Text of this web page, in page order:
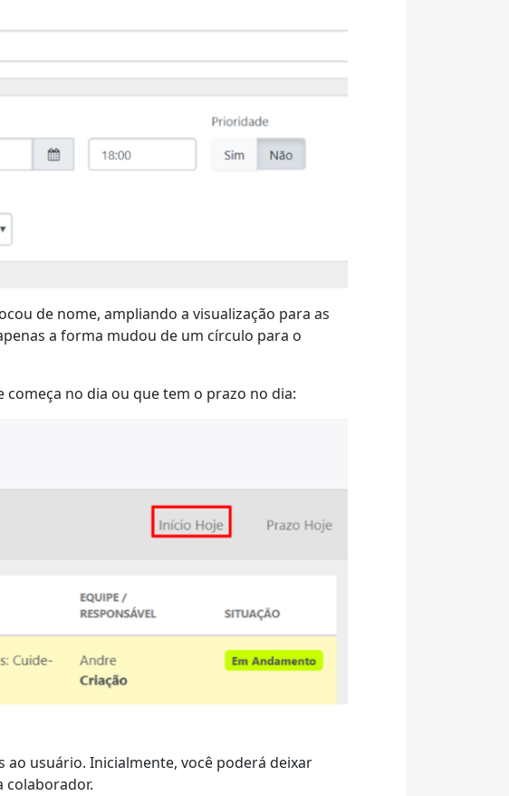
de nome, ampliando a visualização para as
a forma mudou de um círculo para o
no dia ou que tem o prazo no dia:
usuário. Inicialmente, você poderá deixar
colaborador.